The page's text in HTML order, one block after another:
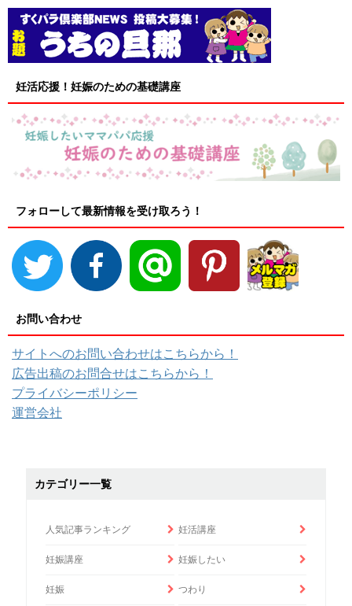
妊活応援！妊娠のための基礎講座
フォローして最新情報を受け取ろう！
お問い合わせ
サイトへのお問い合わせはこちらから！
広告出稿のお問合せはこちらから！
プライバシーポリシー
運営会社
カテゴリー一覧
人気記事ランキング 妊活講座
妊娠講座 妊娠したい
妊娠 つわり